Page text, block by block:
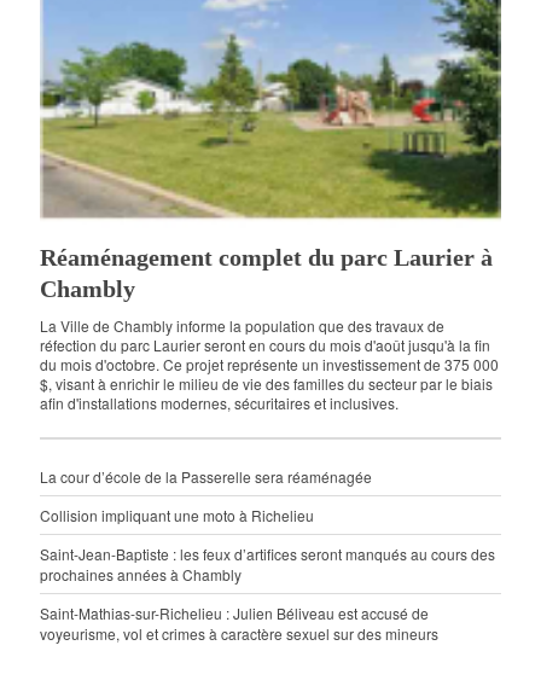
Réaménagement complet du parc Laurier à
Chambly
La Ville de Chambly informe la population que des travaux de
réfection du parc Laurier seront en cours du mois d'août jusqu'à la fin
du mois d'octobre. Ce projet représente un investissement de 375 000
$, visant à enrichir le milieu de vie des familles du secteur par le biais
afin d'installations modernes, sécuritaires et inclusives.
La cour d’école de la Passerelle sera réaménagée
Collision impliquant une moto à Richelieu
Saint-Jean-Baptiste : les feux d’artifices seront manqués au cours des
prochaines années à Chambly
Saint-Mathias-sur-Richelieu : Julien Béliveau est accusé de
voyeurisme, vol et crimes à caractère sexuel sur des mineurs